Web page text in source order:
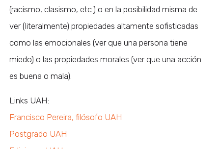
(racismo, clasismo, etc.) o en la posibilidad misma de
ver (literalmente) propiedades altamente sofisticadas
como las emocionales (ver que una persona tiene
miedo) o las propiedades morales (ver que una acción
es buena o mala).
Links UAH:
Francisco Pereira, filósofo UAH
Postgrado UAH